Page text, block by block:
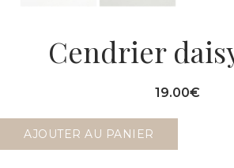
Cendrier
19.00€
AJOUTER AU PANIER